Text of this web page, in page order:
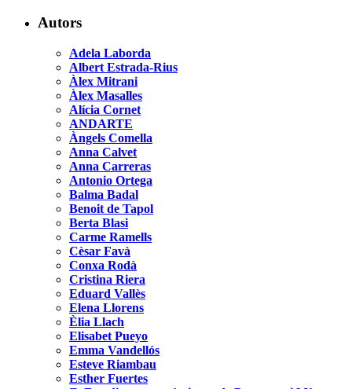
Autors
Adela Laborda
Albert Estrada-Rius
Àlex Mitrani
Àlex Masalles
Alícia Cornet
ANDARTE
Àngels Comella
Anna Calvet
Anna Carreras
Antonio Ortega
Balma Badal
Benoit de Tapol
Berta Blasi
Carme Ramells
Cèsar Favà
Conxa Rodà
Cristina Riera
Eduard Vallès
Elena Llorens
Èlia Llach
Elisabet Pueyo
Emma Vandellós
Esteve Riambau
Esther Fuertes